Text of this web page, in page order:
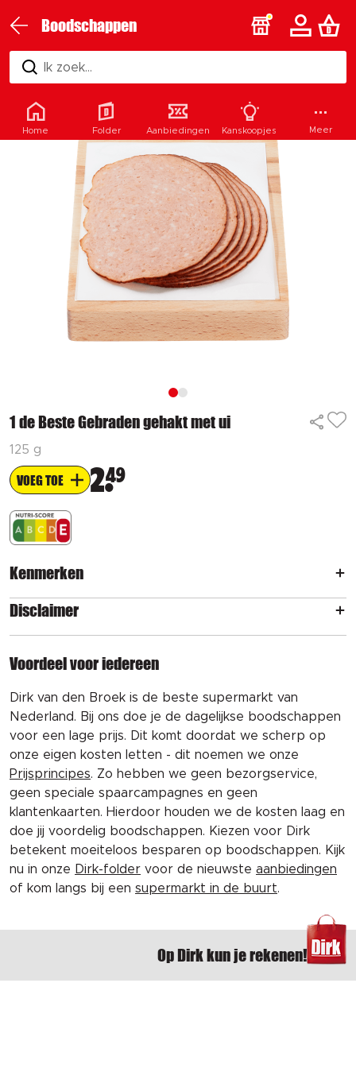
Boodschappen
Ik zoek...
1 de Beste Gebraden gehakt met ui
125 g
VOEG TOE 249
Kenmerken
Disclaimer
Voordeel voor iedereen
Dirk van den Broek is de beste supermarkt van
Nederland. Bij ons doe je de dagelijkse boodschappen
voor een lage prijs. Dit komt doordat we scherp op
onze eigen kosten letten - dit noemen we onze
Prijsprincipes. Zo hebben we geen bezorgservice,
geen speciale spaarcampagnes en geen
klantenkaarten. Hierdoor houden we de kosten laag en
doe jij voordelig boodschappen. Kiezen voor Dirk
betekent moeiteloos besparen op boodschappen. Kijk
nu in onze Dirk-folder voor de nieuwste aanbiedingen
of kom langs bij een supermarkt in de buurt.
Op Dirk kun je rekenen!
Home Folder Aanbiedingen Kanskoopjes Meer